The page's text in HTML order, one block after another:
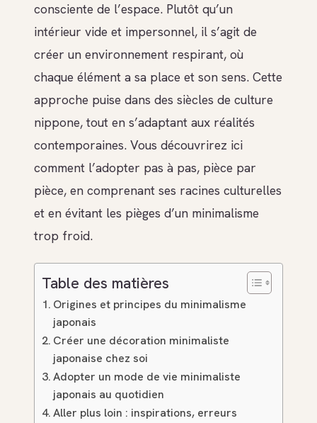
consciente de l’espace. Plutôt qu’un
intérieur vide et impersonnel, il s’agit de
créer un environnement respirant, où
chaque élément a sa place et son sens. Cette
approche puise dans des siècles de culture
nippone, tout en s’adaptant aux réalités
contemporaines. Vous découvrirez ici
comment l’adopter pas à pas, pièce par
pièce, en comprenant ses racines culturelles
et en évitant les pièges d’un minimalisme
trop froid.
Table des matières
Origines et principes du minimalisme
japonais
Créer une décoration minimaliste
japonaise chez soi
Adopter un mode de vie minimaliste
japonais au quotidien
Aller plus loin : inspirations, erreurs